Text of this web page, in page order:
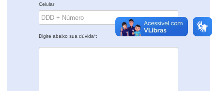
Celular
Digite abaixo sua dúvida*: